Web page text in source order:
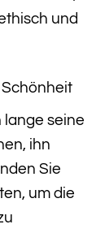
und
lange seine
ihn
Sie
um die